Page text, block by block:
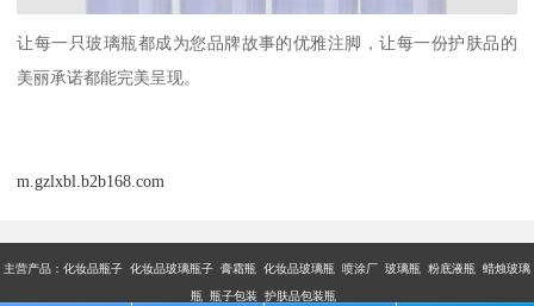
让每一只玻璃瓶都成为您品牌故事的优雅注脚，让每一份护肤品的
美丽承诺都能完美呈现。
m.gzlxbl.b2b168.com
主营产品： 化妆品瓶子 化妆品玻璃瓶子 膏霜瓶 化妆品玻璃瓶 喷涂厂 玻璃瓶 粉底液瓶 蜡烛玻璃
瓶 瓶子包装 护肤品包装瓶